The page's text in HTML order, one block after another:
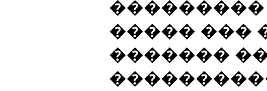
����� ���
�������